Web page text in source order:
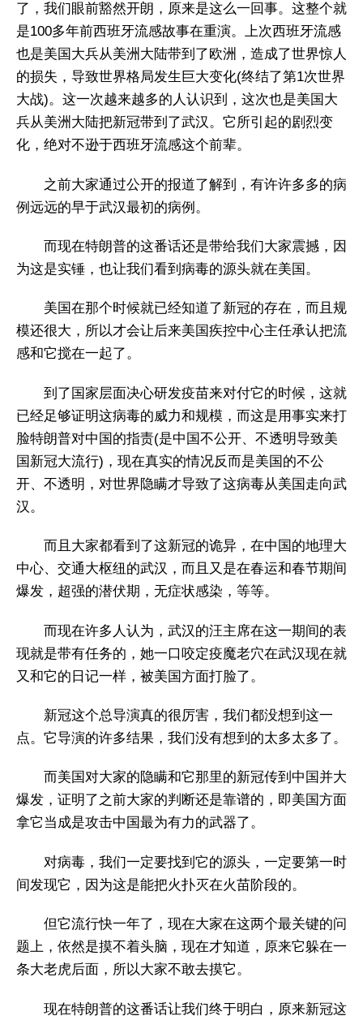
了，我们眼前豁然开朗，原来是这么一回事。这整个就
是100多年前西班牙流感故事在重演。上次西班牙流感
也是美国大兵从美洲大陆带到了欧洲，造成了世界惊人
的损失，导致世界格局发生巨大变化(终结了第1次世界
大战)。这一次越来越多的人认识到，这次也是美国大
兵从美洲大陆把新冠带到了武汉。它所引起的剧烈变
化，绝对不逊于西班牙流感这个前辈。
之前大家通过公开的报道了解到，有许许多多的病
例远远的早于武汉最初的病例。
而现在特朗普的这番话还是带给我们大家震撼，因
为这是实锤，也让我们看到病毒的源头就在美国。
美国在那个时候就已经知道了新冠的存在，而且规
模还很大，所以才会让后来美国疾控中心主任承认把流
感和它搅在一起了。
到了国家层面决心研发疫苗来对付它的时候，这就
已经足够证明这病毒的威力和规模，而这是用事实来打
脸特朗普对中国的指责(是中国不公开、不透明导致美
国新冠大流行)，现在真实的情况反而是美国的不公
开、不透明，对世界隐瞒才导致了这病毒从美国走向武
汉。
而且大家都看到了这新冠的诡异，在中国的地理大
中心、交通大枢纽的武汉，而且又是在春运和春节期间
爆发，超强的潜伏期，无症状感染，等等。
而现在许多人认为，武汉的汪主席在这一期间的表
现就是带有任务的，她一口咬定疫魔老穴在武汉现在就
又和它的日记一样，被美国方面打脸了。
新冠这个总导演真的很厉害，我们都没想到这一
点。它导演的许多结果，我们没有想到的太多太多了。
而美国对大家的隐瞒和它那里的新冠传到中国并大
爆发，证明了之前大家的判断还是靠谱的，即美国方面
拿它当成是攻击中国最为有力的武器了。
对病毒，我们一定要找到它的源头，一定要第一时
间发现它，因为这是能把火扑灭在火苗阶段的。
但它流行快一年了，现在大家在这两个最关键的问
题上，依然是摸不着头脑，现在才知道，原来它躲在一
条大老虎后面，所以大家不敢去摸它。
现在特朗普的这番话让我们终于明白，原来新冠这